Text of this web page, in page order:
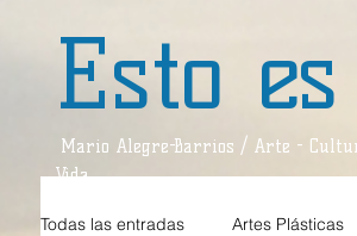
Esto
Mario Alegre-Barrios / Arte -
Vida
Todas las entradas Artes Plásticas